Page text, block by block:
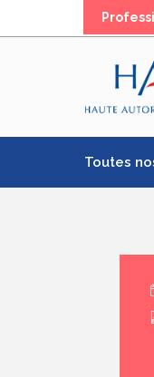
Toutes